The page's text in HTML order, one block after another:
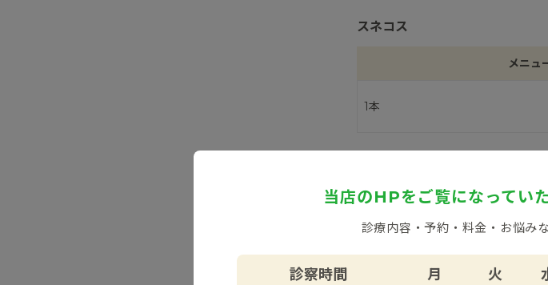
スネコス
メニュ
1本
メニュ
1本
当店のHPをご覧になってい
診療内容・予約・料金・お悩み
診察時間 月 火